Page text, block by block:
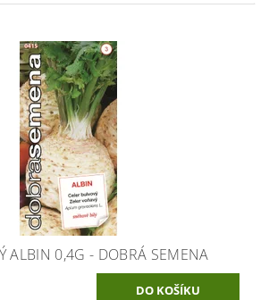
ALBIN 0,4G - DOBRÁ SEMENA